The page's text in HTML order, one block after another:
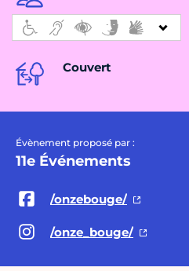
Couvert
Évènement proposé par :
11e Événements
/onzebouge/
/onze_bouge/